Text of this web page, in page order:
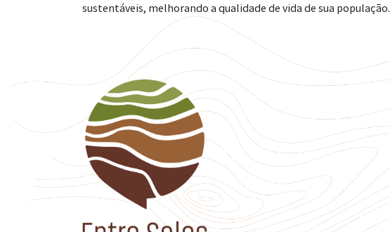
sustentáveis, melhorando a qualidade de vida de sua população.